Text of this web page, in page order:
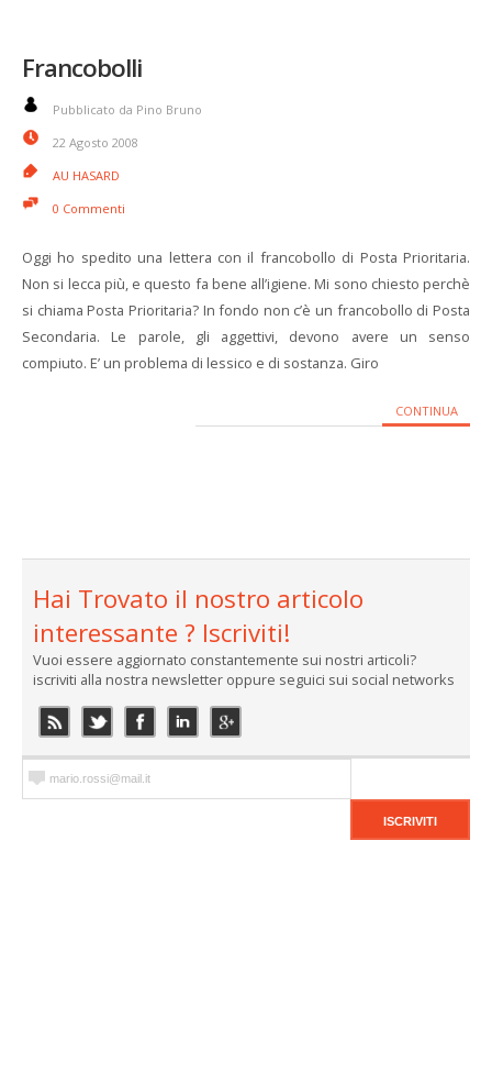
Francobolli
Pubblicato da Pino Bruno
22 Agosto 2008
AU HASARD
0 Commenti
Oggi ho spedito una lettera con il francobollo di Posta Prioritaria.
Non si lecca più, e questo fa bene all’igiene. Mi sono chiesto perchè
si chiama Posta Prioritaria? In fondo non c’è un francobollo di Posta
Secondaria. Le parole, gli aggettivi, devono avere un senso
compiuto. E’ un problema di lessico e di sostanza. Giro
CONTINUA
Hai Trovato il nostro articolo
interessante ? Iscriviti!
Vuoi essere aggiornato constantemente sui nostri articoli?
iscriviti alla nostra newsletter oppure seguici sui social networks